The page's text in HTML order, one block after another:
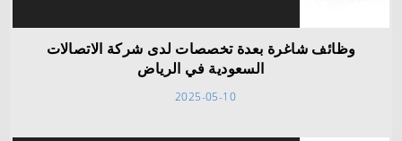
وظائف شاغرة بعدة تخصصات لدى شركة الاتصالات
السعودية في الرياض
2025-05-10